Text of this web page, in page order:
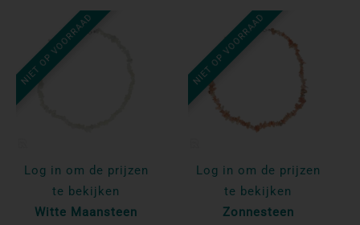
NIET OP VOORRAAD
Log in om de prijzen
te bekijken
Witte Maansteen
NIET OP VOORRAAD
Log in om de prijzen
te bekijken
Zonnesteen